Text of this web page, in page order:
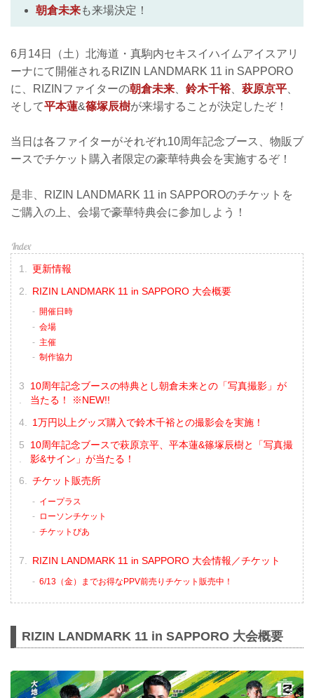
朝倉未来も来場決定！
6月14日（土）北海道・真駒内セキスイハイムアイスアリ
ーナにて開催されるRIZIN LANDMARK 11 in SAPPORO
に、RIZINファイターの朝倉未来 鈴木千裕、 萩原京平
そして平本蓮&篠塚辰樹が来場することが決定したぞ！
当日は各ファイターがそれぞれ10周年記念ブース、物販ブ
ースでチケット購入者限定の豪華特典会を実施するぞ！
是非、RIZIN LANDMARK 11 in SAPPOROのチケットを
ご購入の上、会場で豪華特典会に参加しよう！
更新情報
RIZIN LANDMARK 11 in SAPPORO 大会概要
開催日時
会場
主催
制作協力
10周年記念ブースの特典とし朝倉未来との「写真撮影」が
当たる！ ※NEW!!
1万円以上グッズ購入で鈴木千裕との撮影会を実施！
10周年記念ブースで萩原京平、平本蓮&篠塚辰樹と「写真撮
影&サイン」が当たる！
チケット販売所
イープラス
ローソンチケット
チケットぴあ
RIZIN LANDMARK 11 in SAPPORO 大会情報／チケット
6/13（金）までお得なPPV前売りチケット販売中！
RIZIN LANDMARK 11 in SAPPORO 大会概要